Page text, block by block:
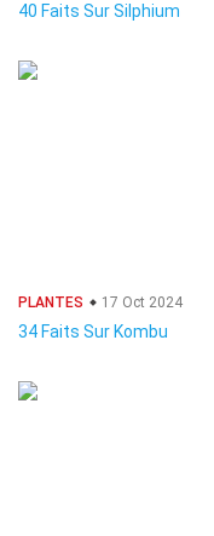
40 Faits Sur Silphium
PLANTES 17 Oct 2024
34 Faits Sur Kombu